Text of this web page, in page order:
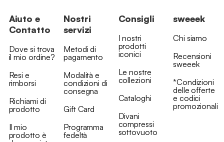
Aiuto e
Contatto
Dove si trova
il mio ordine?
Resi e
rimborsi
Richiami di
prodotto
Il mio
prodotto è
Nostri
servizi
Metodi di
pagamento
Modalità e
condizioni di
consegna
Gift Card
Programma
fedeltà
Consigli
I nostri
prodotti
iconici
Le nostre
collezioni
Cataloghi
Divani
compressi
sottovuoto
sweeek
Chi siamo
Recensioni
sweeek
*Condizioni
delle offerte
e codici
promozionali